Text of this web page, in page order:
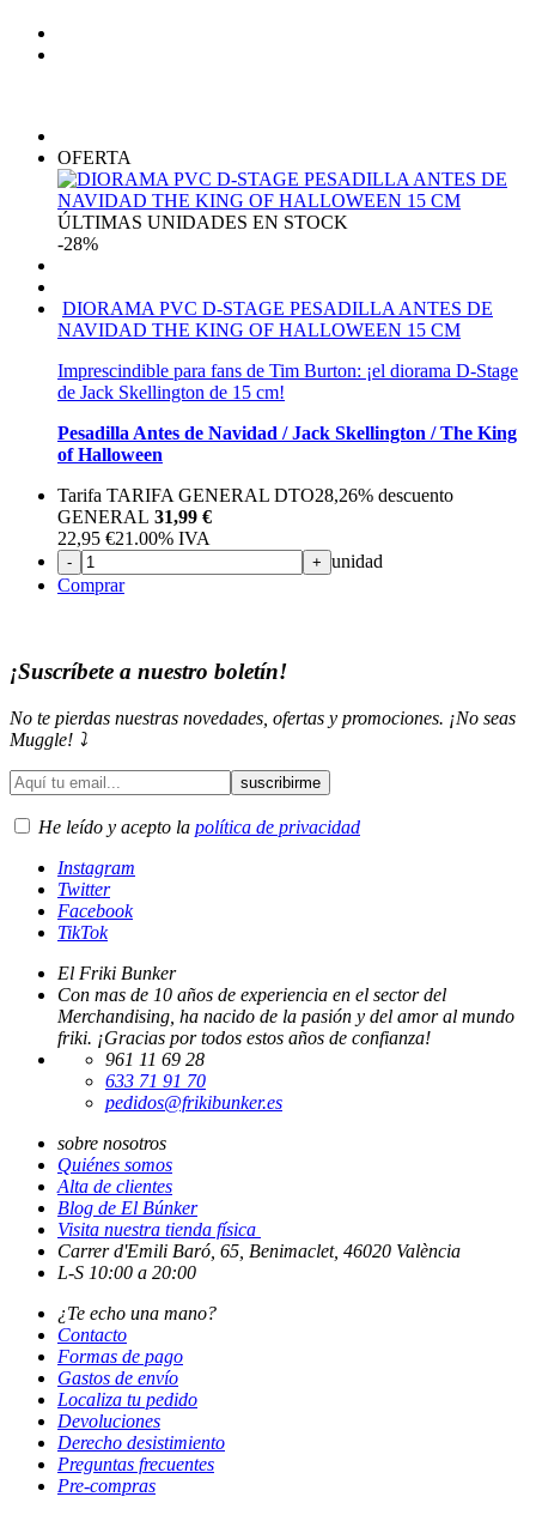
OFERTA
ÚLTIMAS UNIDADES EN STOCK
-28%
DIORAMA PVC D-STAGE PESADILLA ANTES DE
NAVIDAD THE KING OF HALLOWEEN 15 CM
Imprescindible para fans de Tim Burton: ¡el diorama D-Stage
de Jack Skellington de 15 cm!
Pesadilla Antes de Navidad / Jack Skellington / The King
of Halloween
Tarifa TARIFA GENERAL DTO28,26% descuento
GENERAL 31,99 €
22,95 €21.00% IVA
- + unidad
Comprar
¡Suscríbete a nuestro boletín!
No te pierdas nuestras novedades, ofertas y promociones. ¡No seas
Muggle! ⤵️
He leído y acepto la política de privacidad
Instagram
Twitter
Facebook
TikTok
El Friki Bunker
Con mas de 10 años de experiencia en el sector del
Merchandising, ha nacido de la pasión y del amor al mundo
friki. ¡Gracias por todos estos años de confianza!
961 11 69 28
633 71 91 70
pedidos@frikibunker.es
sobre nosotros
Quiénes somos
Alta de clientes
Blog de El Búnker
Visita nuestra tienda física
Carrer d'Emili Baró, 65, Benimaclet, 46020 València
L-S 10:00 a 20:00
¿Te echo una mano?
Contacto
Formas de pago
Gastos de envío
Localiza tu pedido
Devoluciones
Derecho desistimiento
Preguntas frecuentes
Pre-compras